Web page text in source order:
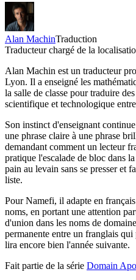
Alan MachinTraduction
Traducteur chargé de la
Alan Machin est un traducteur
Lyon. Il a enseigné les
la salle de classe pour traduire
scientifique et technologique
Son instinct d'enseignant
une phrase claire à une phrase
demandant comment un lecteur
pratique l'escalade de bloc dans
pain au levain sans se presser et
liste.
Pour Namefi, il adapte en
noms, en portant une attention
d'union dans les noms de
permanente entre un franglais
lira encore bien l'année suivante.
Fait partie de la série Domain